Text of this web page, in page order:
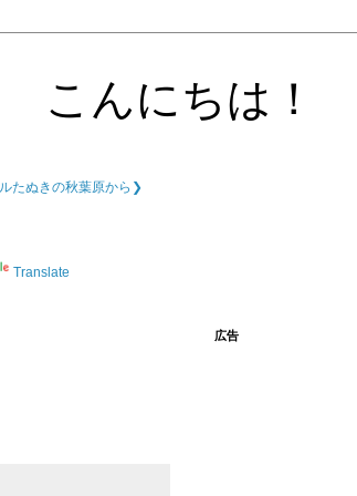
こんにちは！
たぬきの秋葉原から❯
Translate
広告